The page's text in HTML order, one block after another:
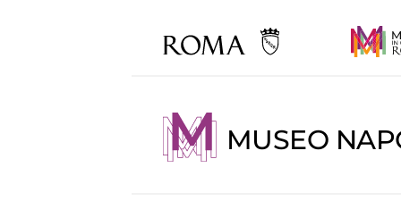
MUSEO